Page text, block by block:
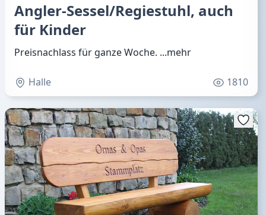
Angler-Sessel/Regiestuhl, auch
für Kinder
Preisnachlass für ganze Woche. ...mehr
Halle 1810